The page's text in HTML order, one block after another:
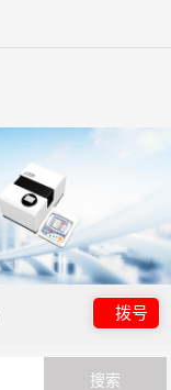
拨号